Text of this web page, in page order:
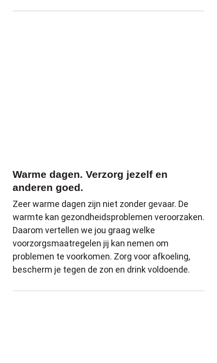
Warme dagen. Verzorg jezelf en
anderen goed.
Zeer warme dagen zijn niet zonder gevaar. De
warmte kan gezondheidsproblemen veroorzaken.
Daarom vertellen we jou graag welke
voorzorgsmaatregelen jij kan nemen om
problemen te voorkomen. Zorg voor afkoeling,
bescherm je tegen de zon en drink voldoende.